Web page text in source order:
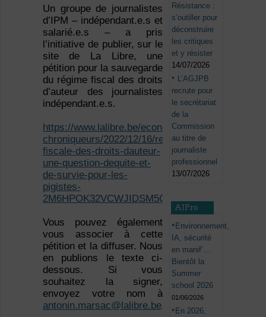
Un groupe de journalistes
d’IPM – indépendant.e.s et
salarié.e.s – a pris
l’initiative de publier, sur le
site de La Libre, une
pétition pour la sauvegarde
du régime fiscal des droits
d’auteur des journalistes
indépendant.e.s.
https://www.lalibre.be/economie/decideurs-
chroniqueurs/2022/12/16/reforme-
fiscale-des-droits-dauteur-
une-question-dequite-et-
de-survie-pour-les-
pigistes-
2M6HPOK32VCWJIDSM5QCESD4UU/
Vous pouvez également
vous associer à cette
pétition et la diffuser. Nous
en publions le texte ci-
dessous. Si vous
souhaitez la signer,
envoyez votre nom à
antonin.marsac@lalibre.be.
Résistance :
s’outiller pour
déconstruire
les critiques
et y résister
14/07/2026
L’AGJPB
recrute pour
le secrétariat
de la
Commission
au titre de
journaliste
professionnel
13/07/2026
AJPro
Environnement,
IA, sécurité
en manif’…
Bientôt la
Summer
school 2026
01/06/2026
En 2026,